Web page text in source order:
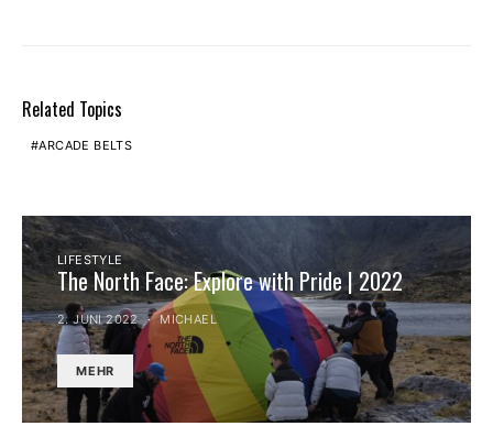
Related Topics
ARCADE BELTS
LIFESTYLE
The North Face: Explore with Pride | 2022
2. JUNI 2022 MICHAEL
MEHR